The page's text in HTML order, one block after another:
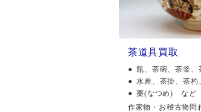
茶道具買取
瓶、茶碗、茶釜、
水差、茶掛、茶杓
棗(なつめ) など
作家物・お稽古物問